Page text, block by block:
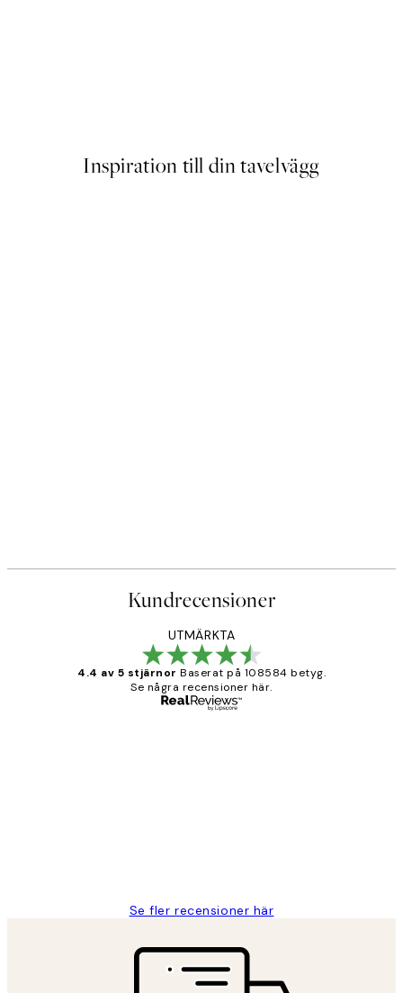
Inspiration till din tavelvägg
Kundrecensioner
UTMÄRKTA
4.4 av 5 stjärnor Baserat på 108584 betyg.
Se några recensioner här.
Se fler recensioner här